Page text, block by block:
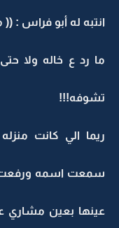
انتبه له أبو فراس :
ما رد ع خاله ولا
تشوفه!!!
ريما الي كانت
سمعت اسمه ورفعت
عينها بعين مشاري